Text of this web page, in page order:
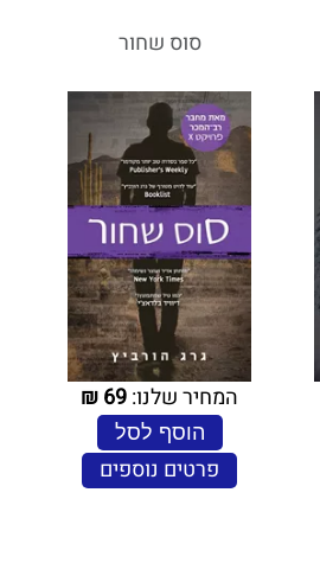
סוס שחור
המחיר שלנו:69
₪
הוסף לסל
פרטים נוספים